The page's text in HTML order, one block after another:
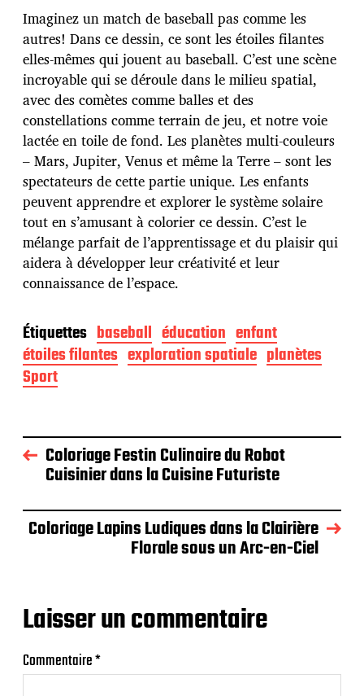
e
d
e
p
u
b
l
i
c
a
t
i
o
n
Imaginez un match de baseball pas comme les
autres! Dans ce dessin, ce sont les étoiles filantes
elles-mêmes qui jouent au baseball. C’est une scène
incroyable qui se déroule dans le milieu spatial,
avec des comètes comme balles et des
constellations comme terrain de jeu, et notre voie
lactée en toile de fond. Les planètes multi-couleurs
– Mars, Jupiter, Venus et même la Terre – sont les
spectateurs de cette partie unique. Les enfants
peuvent apprendre et explorer le système solaire
tout en s’amusant à colorier ce dessin. C’est le
mélange parfait de l’apprentissage et du plaisir qui
aidera à développer leur créativité et leur
connaissance de l’espace.
Étiquettes baseball éducation enfant
étoiles filantes exploration spatiale planètes
Sport
Coloriage Festin Culinaire du Robot
Cuisinier dans la Cuisine Futuriste
Coloriage Lapins Ludiques dans la Clairière
Florale sous un Arc-en-Ciel
Laisser un commentaire
Commentaire*